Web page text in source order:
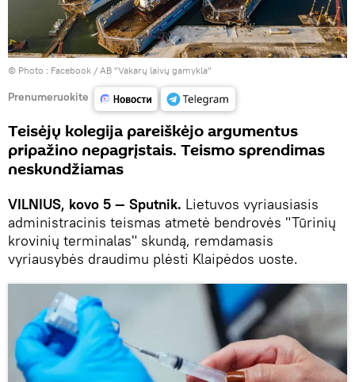
© Photo : Facebook / AB "Vakarų laivų gamykla"
Prenumeruokite
Teisėjų kolegija pareiškėjo argumentus
pripažino nepagrįstais. Teismo sprendimas
neskundžiamas
VILNIUS, kovo 5 — Sputnik. Lietuvos vyriausiasis
administracinis teismas atmetė bendrovės "Tūrinių
krovinių terminalas" skundą, remdamasis
vyriausybės draudimu plėsti Klaipėdos uoste.